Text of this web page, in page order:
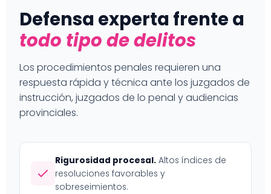
Defensa experta frente a
todo tipo de delitos
Los procedimientos penales requieren una
respuesta rápida y técnica ante los juzgados de
instrucción, juzgados de lo penal y audiencias
provinciales.
Rigurosidad procesal. Altos índices de
resoluciones favorables y
sobreseimientos.